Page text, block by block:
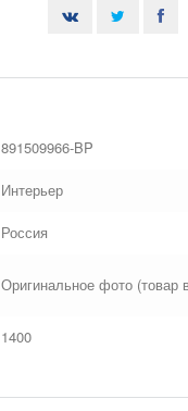
891509966-BP
Интерьер
Россия
Оригинальное фото (товар
1400